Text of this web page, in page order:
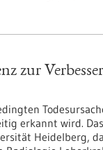
zur
erkannt wird.
Heidelberg,